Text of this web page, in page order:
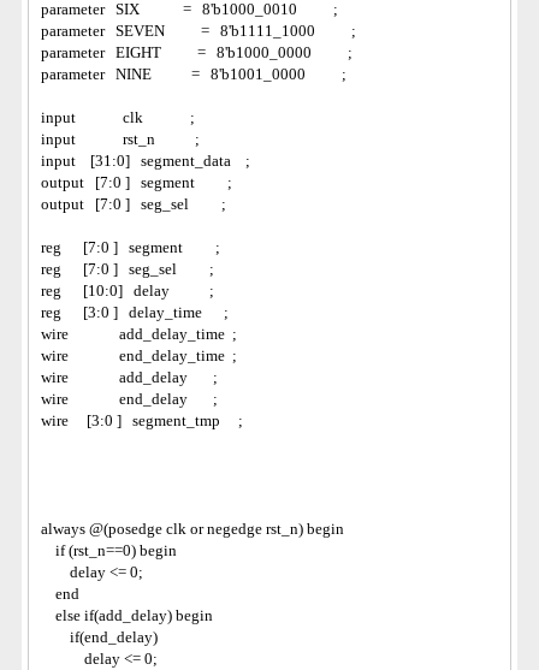
parameter   SIX            =   8'b1000_0010          ;
parameter   SEVEN          =   8'b1111_1000          ;
parameter   EIGHT          =   8'b1000_0000          ;
parameter   NINE           =   8'b1001_0000          ;
input             clk             ;
input             rst_n           ;
input    [31:0]   segment_data    ;
output   [7:0 ]   segment         ;
output   [7:0 ]   seg_sel         ;
reg      [7:0 ]   segment         ;
reg      [7:0 ]   seg_sel         ;
reg      [10:0]   delay           ;
reg      [3:0 ]   delay_time      ;
wire              add_delay_time  ;
wire              end_delay_time  ;
wire              add_delay       ;
wire              end_delay       ;
wire     [3:0 ]   segment_tmp     ;
always @(posedge clk or negedge rst_n) begin
if (rst_n==0) begin
delay <= 0;
end
else if(add_delay) begin
if(end_delay)
delay <= 0;